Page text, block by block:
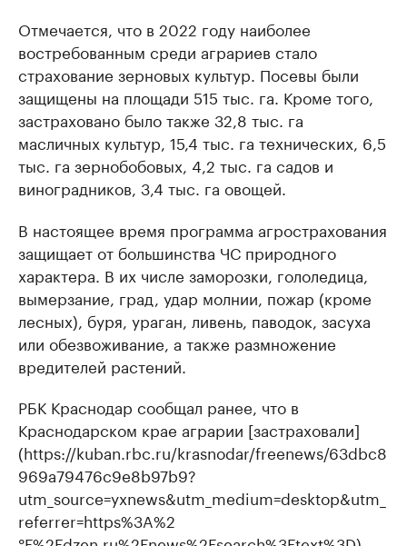
Отмечается, что в 2022 году наиболее
востребованным среди аграриев стало
страхование зерновых культур. Посевы были
защищены на площади 515 тыс. га. Кроме того,
застраховано было также 32,8 тыс. га
масличных культур, 15,4 тыс. га технических, 6,5
тыс. га зернобобовых, 4,2 тыс. га садов и
виноградников, 3,4 тыс. га овощей.
В настоящее время программа агрострахования
защищает от большинства ЧС природного
характера. В их числе заморозки, гололедица,
вымерзание, град, удар молнии, пожар (кроме
лесных), буря, ураган, ливень, паводок, засуха
или обезвоживание, а также размножение
вредителей растений.
РБК Краснодар сообщал ранее, что в
Краснодарском крае аграрии [застраховали]
(https://kuban.rbc.ru/krasnodar/freenews/63dbc8
969a79476c9e8b97b9?
utm_source=yxnews&utm_medium=desktop&utm_
referrer=https%3A%2